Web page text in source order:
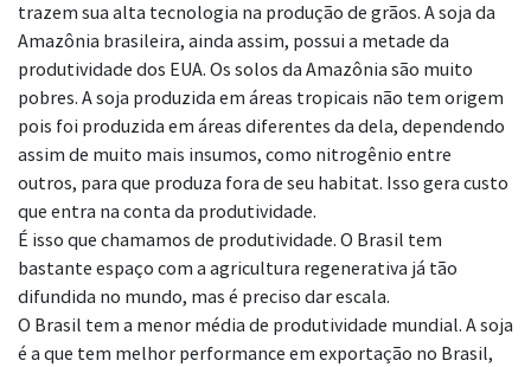
trazem sua alta tecnologia na produção de grãos. A soja da
Amazônia brasileira, ainda assim, possui a metade da
produtividade dos EUA. Os solos da Amazônia são muito
pobres. A soja produzida em áreas tropicais não tem origem
pois foi produzida em áreas diferentes da dela, dependendo
assim de muito mais insumos, como nitrogênio entre
outros, para que produza fora de seu habitat. Isso gera custo
que entra na conta da produtividade.
É isso que chamamos de produtividade. O Brasil tem
bastante espaço com a agricultura regenerativa já tão
difundida no mundo, mas é preciso dar escala.
O Brasil tem a menor média de produtividade mundial. A soja
é a que tem melhor performance em exportação no Brasil,